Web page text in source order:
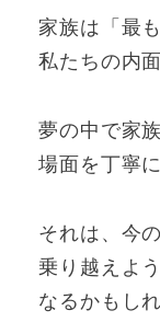
家族は「最
私たちの内
夢の中で家
場面を丁寧
それは、今
乗り越えよ
なるかもし